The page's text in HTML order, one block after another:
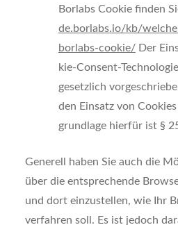
Borlabs Coo­kie fin­den
de.borlabs.io/kb/
borlabs-cookie/Der
kie-Con­sent-
gesetz­lich
den Ein­satz von
grund­la­ge hierfür ist §
Gene­rell haben Sie auch die
über die ent­spre­chen­de
und dort ein­zu­stel­len, wie Ihr
ver­fah­ren soll. Es ist jedoch